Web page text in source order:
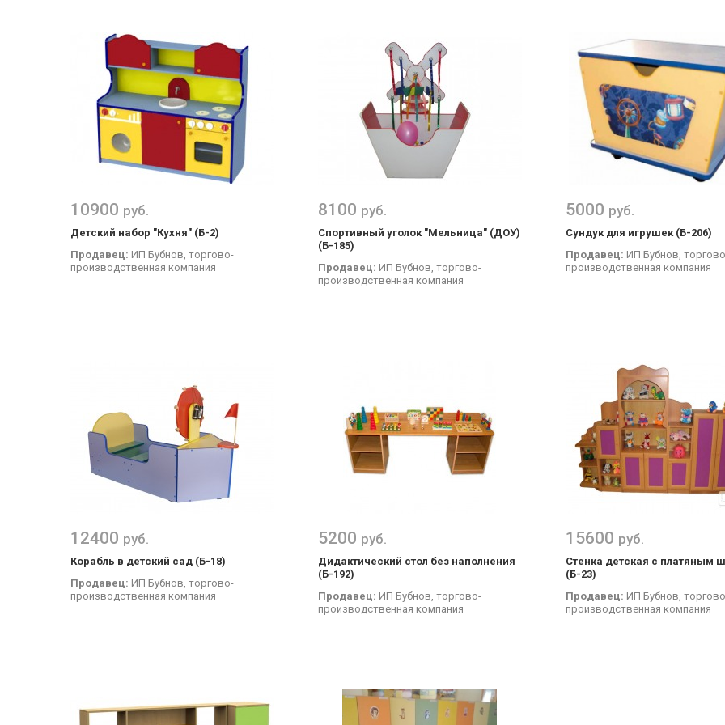
10900 руб.
Детский набор "Кухня" (Б-2)
Продавец: ИП Бубнов, торгово-
производственная компания
8100 руб.
Спортивный уголок "Мельница" (ДОУ)
(Б-185)
Продавец: ИП Бубнов, торгово-
производственная компания
5000 руб.
Сундук для игрушек (Б-206)
Продавец: ИП Бубнов,
производственная компания
12400 руб.
Корабль в детский сад (Б-18)
Продавец: ИП Бубнов, торгово-
производственная компания
5200 руб.
Дидактический стол без наполнения
(Б-192)
Продавец: ИП Бубнов, торгово-
производственная компания
15600 руб.
Стенка детская с платяным
(Б-23)
Продавец: ИП Бубнов,
производственная компания